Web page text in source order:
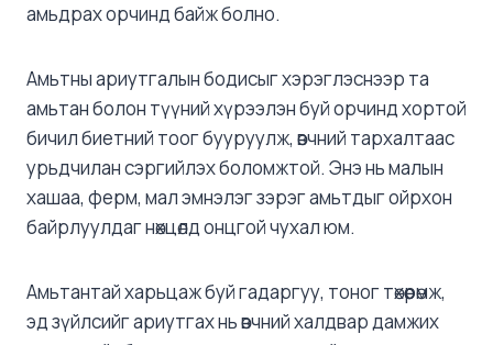
амьдрах орчинд байж болно.
Амьтны ариутгалын бодисыг хэрэглэснээр та
амьтан болон түүний хүрээлэн буй орчинд хортой
бичил биетний тоог бууруулж, өвчний тархалтаас
урьдчилан сэргийлэх боломжтой. Энэ нь малын
хашаа, ферм, мал эмнэлэг зэрэг амьтдыг ойрхон
байрлуулдаг нөхцөлд онцгой чухал юм.
Амьтантай харьцаж буй гадаргуу, тоног төхөөрөмж,
эд зүйлсийг ариутгах нь өвчний халдвар дамжих